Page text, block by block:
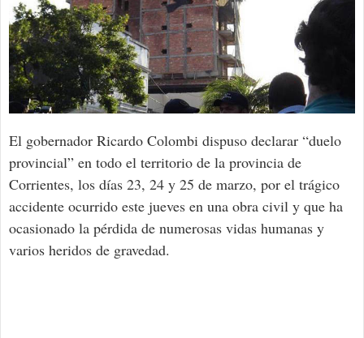
El gobernador Ricardo Colombi dispuso declarar “duelo
provincial” en todo el territorio de la provincia de
Corrientes, los días 23, 24 y 25 de marzo, por el trágico
accidente ocurrido este jueves en una obra civil y que ha
ocasionado la pérdida de numerosas vidas humanas y
varios heridos de gravedad.